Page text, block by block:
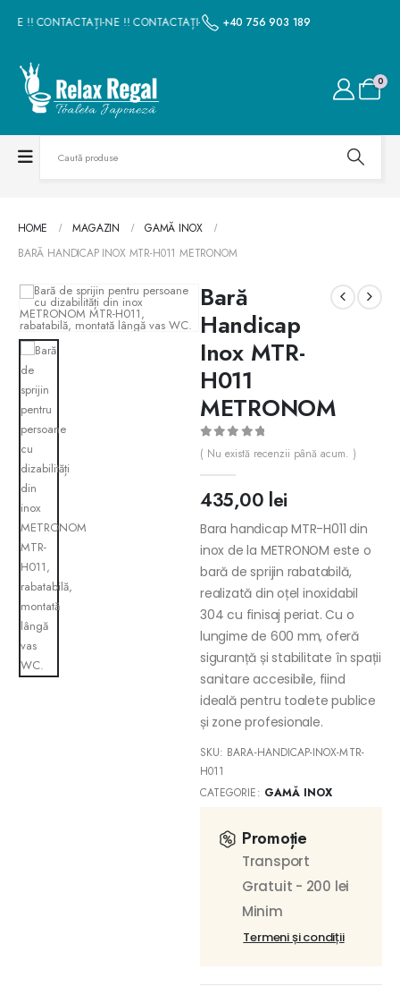
NE !! CONTACTAȚI-NE !! CONTACTAȚI-NE !! CONTACTAȚI-NE !! CONTACTAȚI-
+40 756 903 189
0
HOME MAGAZIN
GAMĂ INOX
BARĂ HANDICAP INOX MTR-H011 METRONOM
Bară
Handicap
Inox MTR-
H011
METRONOM
0 out of 5
( Nu există recenzii până acum. )
435,00 lei
Bara handicap MTR-H011 din
inox de la METRONOM este o
bară de sprijin rabatabilă,
realizată din oțel inoxidabil
304 cu finisaj periat. Cu o
lungime de 600 mm, oferă
siguranță și stabilitate în spații
sanitare accesibile, fiind
ideală pentru toalete publice
și zone profesionale.
SKU: BARA-HANDICAP-INOX-MTR-
H011
CATEGORIE: GAMĂ INOX
Promoție
Transport
Gratuit - 200 lei
Minim
Termeni și condiții